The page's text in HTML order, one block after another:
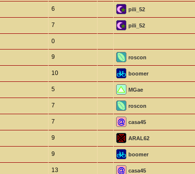
6 pili_52
7 pili_52
0
9 roscon
10 boomer
5 MGae
7 roscon
7 casa45
9 ARAL62
9 boomer
13 casa45